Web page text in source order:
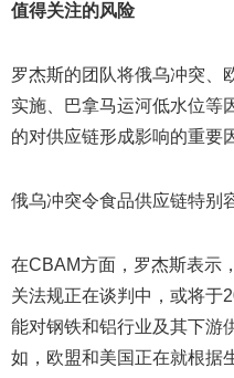
值得关注的风险
罗杰斯的团队将俄乌冲突、
实施、巴拿马运河低水位等
的对供应链形成影响的重要
俄乌冲突令食品供应链特别
在CBAM方面，罗杰斯表示
关法规正在谈判中，或将于
能对钢铁和铝行业及其下游
如，欧盟和美国正在就根据